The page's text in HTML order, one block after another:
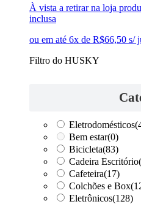
À vista a retirar na loja
inclusa
ou em até 6x de R$66,50 s/
Filtro do HUSKY
Eletrodomésticos
Bem estar(0)
Bicicleta(83)
Cadeira Escritório
Cafeteira(17)
Colchões e Box
Eletrônicos(128)